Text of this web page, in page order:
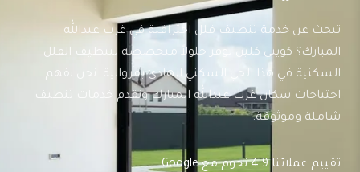
تبحث عن خدمة تنظيف فلل احترافية في غرب عبدالله
المبارك؟ كويتي كلين توفر حلولاً متخصصة لتنظيف الفلل
السكنية في هذا الحي السكني الهادئ بفروانية. نحن نفهم
احتياجات سكان غرب عبدالله المبارك ونقدم خدمات تنظيف
شاملة وموثوقة.
تقييم عملائنا 4.9 نجوم مع Google